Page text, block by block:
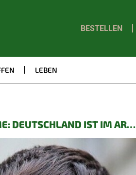
BESTELLEN
LEBEN
DEUTSCHLAND IST IM AR…